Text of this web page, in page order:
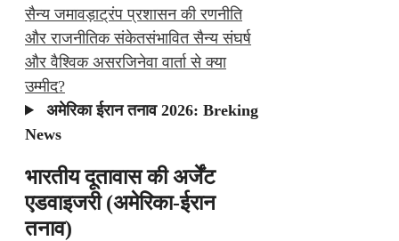
सैन्य जमावड़ाट्रंप प्रशासन की रणनीति
और राजनीतिक संकेतसंभावित सैन्य संघर्ष
और वैश्विक असरजिनेवा वार्ता से क्या
उम्मीद?
अमेरिका ईरान तनाव 2026: Breking
News
भारतीय दूतावास की अर्जेंट
एडवाइजरी (अमेरिका-ईरान
तनाव)